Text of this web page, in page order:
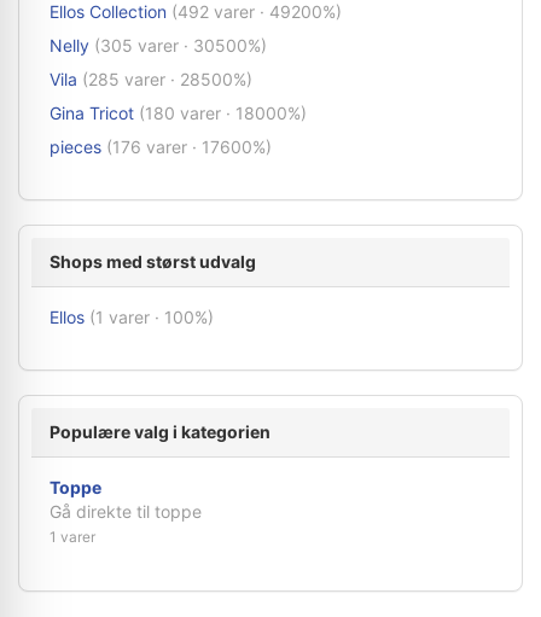
Ellos Collection (492 varer · 49200%)
Nelly (305 varer · 30500%)
Vila (285 varer · 28500%)
Gina Tricot (180 varer · 18000%)
pieces (176 varer · 17600%)
Shops med størst udvalg
Ellos (1 varer · 100%)
Populære valg i kategorien
Toppe
Gå direkte til toppe
1 varer